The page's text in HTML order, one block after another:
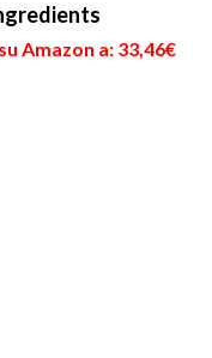
Amazon a: 33,46€